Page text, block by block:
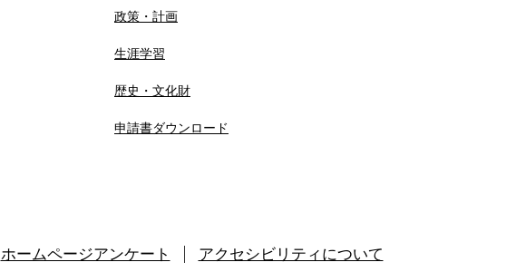
政策・計画
生涯学習
歴史・文化財
申請書ダウンロード
ホームページアンケート アクセシビリティについて